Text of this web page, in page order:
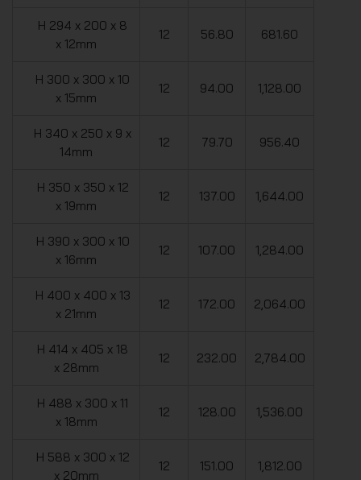
H 294 x 200 x 8
x 12mm
12 56.80 681.60
H 300 x 300 x 10
x 15mm
12 94.00 1,128.00
H 340 x 250 x 9 x
14mm
12 79.70 956.40
H 350 x 350 x 12
x 19mm
12 137.00 1,644.00
H 390 x 300 x 10
x 16mm
12 107.00 1,284.00
H 400 x 400 x 13
x 21mm
12 172.00 2,064.00
H 414 x 405 x 18
x 28mm
12 232.00 2,784.00
H 488 x 300 x 11
x 18mm
12 128.00 1,536.00
H 588 x 300 x 12
x 20mm
12 151.00 1,812.00